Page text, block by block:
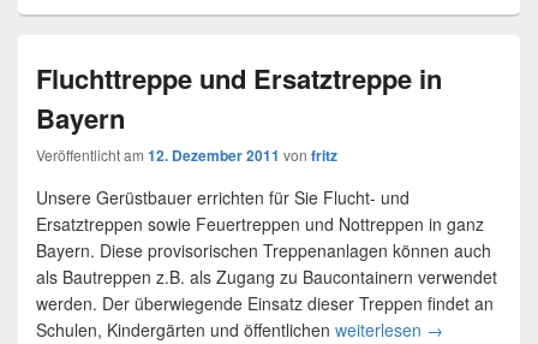
Fluchttreppe und Ersatztreppe in
Bayern
Veröffentlicht am 12. Dezember 2011 von fritz
Unsere Gerüstbauer errichten für Sie Flucht- und
Ersatztreppen sowie Feuertreppen und Nottreppen in ganz
Bayern. Diese provisorischen Treppenanlagen können auch
als Bautreppen z.B. als Zugang zu Baucontainern verwendet
werden. Der überwiegende Einsatz dieser Treppen findet an
Schulen, Kindergärten und öffentlichen weiterlesen Fluchttreppe
→